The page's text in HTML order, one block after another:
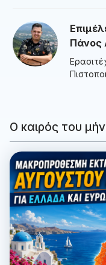
Πάνος
Ο καιρός του